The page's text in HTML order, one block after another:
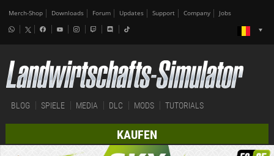
Merch-Shop Downloads Forum Updates Support Company Jobs
BLOG SPIELE MEDIA DLC MODS TUTORIALS
KAUFEN